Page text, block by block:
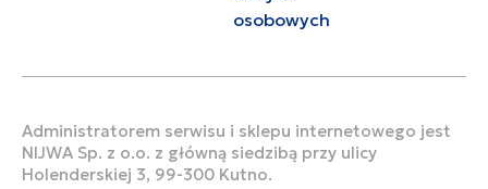
osobowych
Administratorem serwisu i sklepu internetowego jest
NIJWA Sp. z o.o. z główną siedzibą przy ulicy
Holenderskiej 3, 99-300 Kutno.